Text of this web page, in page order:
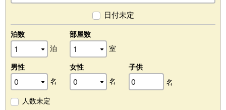
日付未定
泊数
泊
部屋数
室
男性
名
女性
名
子供
名
人数未定